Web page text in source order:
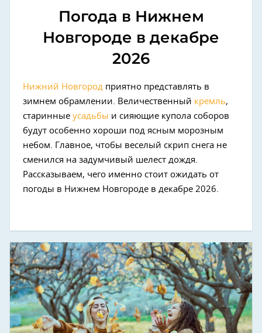
Погода в Нижнем
Новгороде в декабре
2026
Нижний Новгород приятно представлять в
зимнем обрамлении. Величественный кремль,
старинные усадьбы и сияющие купола соборов
будут особенно хороши под ясным морозным
небом. Главное, чтобы веселый скрип снега не
сменился на задумчивый шелест дождя.
Рассказываем, чего именно стоит ожидать от
погоды в Нижнем Новгороде в декабре 2026.